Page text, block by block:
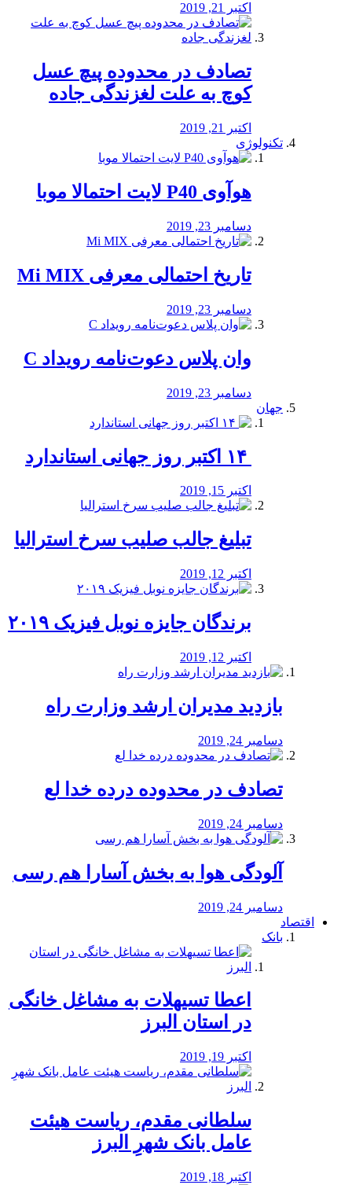
اکتبر 21, 2019
تصادف در محدوده پیچ عسل
کوچ به علت لغزندگی جاده
اکتبر 21, 2019
تکنولوژی
هوآوی P40 لایت احتمالا موبا
دسامبر 23, 2019
تاریخ احتمالی معرفی Mi MIX
دسامبر 23, 2019
وان پلاس دعوت‌نامه رویداد C
دسامبر 23, 2019
جهان
اکتبر 15, 2019
تبلیغ جالب صلیب سرخ استرالیا
اکتبر 12, 2019
برندگان جایزه نوبل فیزیک ۲۰۱۹
اکتبر 12, 2019
بازدید مدیران ارشد وزارت راه
دسامبر 24, 2019
تصادف در محدوده درده خدا لع
دسامبر 24, 2019
آلودگی هوا به بخش آسارا هم رسی
دسامبر 24, 2019
اقتصاد
بانک
️اعطا تسیهلات به مشاغل خانگی
در استان البرز
اکتبر 19, 2019
سلطانی مقدم، ریاست هیئت
عامل بانک شهرِ البرز
اکتبر 18, 2019